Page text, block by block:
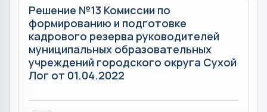
Решение №13 Комиссии по
формированию и подготовке
кадрового резерва руководителей
муниципальных образовательных
учреждений городского округа Сухой
Лог от 01.04.2022